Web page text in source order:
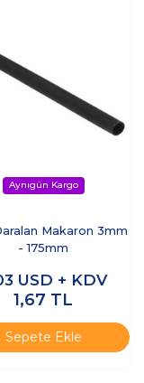
Makaron 3mm
- 175mm
USD + KDV
1,67 TL
Sepete Ekle